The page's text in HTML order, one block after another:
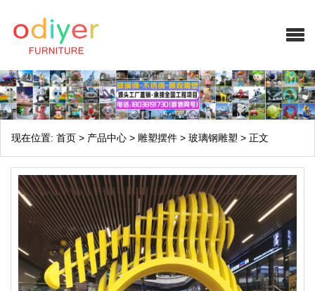
现在位置: 首页 > 产品中心 > 雕塑摆件 > 玻璃钢雕塑 > 正文